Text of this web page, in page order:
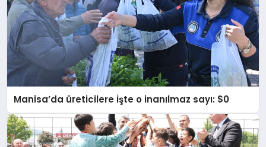
Manisa’da üreticilere İşte o inanılmaz sayı: $0